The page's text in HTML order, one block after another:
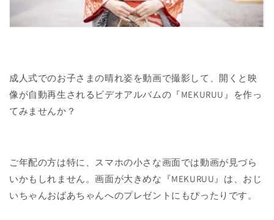
成人式でのお子さまの晴れ姿を動画で撮影して、開くと映
像が自動再生されるビデオアルバムの『MEKURUU』を作っ
てみませんか？
ご年配の方は特に、スマホの小さな画面では動画が見づら
いかもしれません。画面が大きめな『MEKURUU』は、おじ
いちゃんおばあちゃんへのプレゼントにもぴったりです。